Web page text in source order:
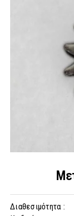
Διαθεσιμότητα :